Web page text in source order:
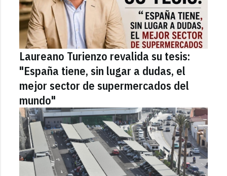
Laureano Turienzo revalida su tesis:
"España tiene, sin lugar a dudas, el
mejor sector de supermercados del
mundo"